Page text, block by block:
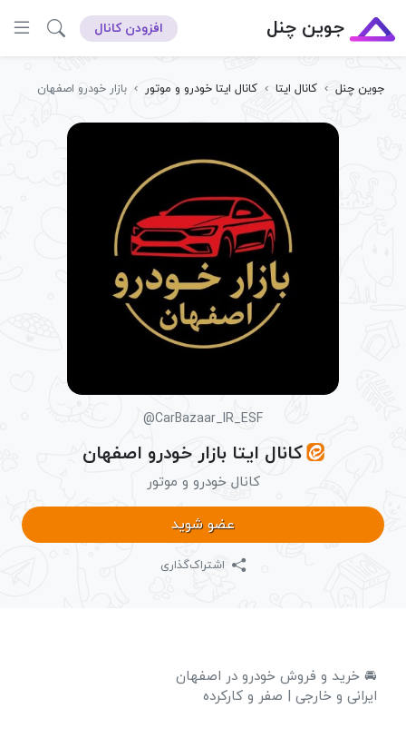
جوین چنل افزودن کانال
جوین چنل › کانال ایتا › کانال ایتا خودرو و موتور › بازار خودرو اصفهان
@CarBazaar_IR_ESF
کانال ایتا بازار خودرو اصفهان
کانال خودرو و موتور
عضو شوید
اشتراک‌گذاری
🚘 خرید و فروش خودرو در اصفهان
ایرانی و خارجی | صفر و کارکرده